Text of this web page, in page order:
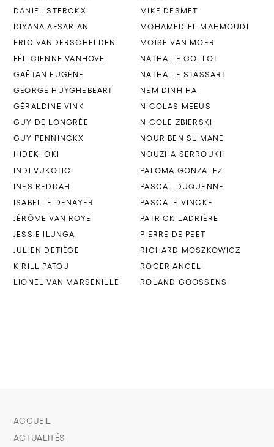
DANIEL STERCKX
DIYANA AFSARIAN
ERIC VANDERSCHELDEN
FÉLICIENNE VANHOVE
GAËTAN EUGÈNE
GEORGE HUYGHEBEART
GÉRALDINE VINK
GUY DE LONGRÉE
GUY PENNINCKX
HIDEKI OKI
INDI VUKOTIC
INES REDDAH
ISABELLE DENAYER
JÉRÔME VAN ROYE
JESSIE ILUNGA
JULIEN DETIÈGE
KIRILL PATOU
LIONEL VAN MARSENILLE
MIKE DESMET
MOHAMED EL MAHMOUDI
MOÏSE VAN MOER
NATHALIE COLLOT
NATHALIE STASSART
NEM DINH HA
NICOLAS MEEUS
NICOLE ZBIERSKI
NOUR BEN SLIMANE
NOUZHA SERROUKH
PALOMA GONZALEZ
PASCAL DUQUENNE
PASCALE VINCKE
PATRICK LADRIÈRE
PIERRE DE PEET
RICHARD MOSZKOWICZ
ROGER ANGELI
ROLAND GOOSSENS
ACCUEIL
ACTUALITÉS